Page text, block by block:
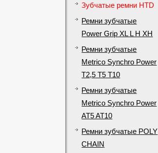
Зубчатые ремни HTD
Ремни зубчатые
Power Grip XL L H XH
Ремни зубчатые
Metrico Synchro Power
T2,5 T5 T10
Ремни зубчатые
Metrico Synchro Power
AT5 AT10
Ремни зубчатые POLY
CHAIN